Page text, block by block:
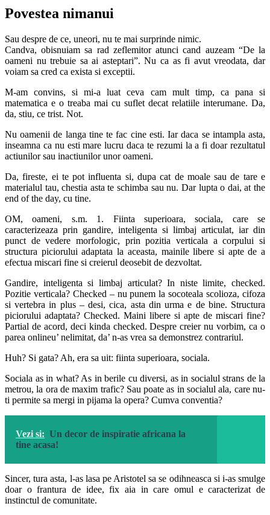
Povestea nimanui
Sau despre de ce, uneori, nu te mai surprinde nimic.
Candva, obisnuiam sa rad zeflemitor atunci cand auzeam “De la
oameni nu trebuie sa ai asteptari”. Nu ca as fi avut vreodata, dar
voiam sa cred ca exista si exceptii.
M-am convins, si mi-a luat ceva cam mult timp, ca pana si
matematica e o treaba mai cu suflet decat relatiile interumane. Da,
da, stiu, ce trist. Not.
Nu oamenii de langa tine te fac cine esti. Iar daca se intampla asta,
inseamna ca nu esti mare lucru daca te rezumi la a fi doar rezultatul
actiunilor sau inactiunilor unor oameni.
Da, fireste, ei te pot influenta si, dupa cat de moale sau de tare e
materialul tau, chestia asta te schimba sau nu. Dar lupta o dai, at the
end of the day, cu tine.
OM, oameni, s.m. 1. Fiinta superioara, sociala, care se
caracterizeaza prin gandire, inteligenta si limbaj articulat, iar din
punct de vedere morfologic, prin pozitia verticala a corpului si
structura piciorului adaptata la aceasta, mainile libere si apte de a
efectua miscari fine si creierul deosebit de dezvoltat.
Gandire, inteligenta si limbaj articulat? In niste limite, checked.
Pozitie verticala? Checked – nu punem la socoteala scolioza, cifoza
si vertebra in plus – desi, cica, asta din urma e de bine. Structura
piciorului adaptata? Checked. Maini libere si apte de miscari fine?
Partial de acord, deci kinda checked. Despre creier nu vorbim, ca o
parea onlineu’ nelimitat, da’ n-as vrea sa demonstrez contrariul.
Huh? Si gata? Ah, era sa uit: fiinta superioara, sociala.
Sociala as in what? As in berile cu diversi, as in socialul strans de la
metrou, la ora de maxim trafic? Sau poate as in socialul ala, care nu-
ti permite sa mergi in pijama la opera? Cumva conventia?
Vezi si: Un decor de inspiratie africana la
tine acasa!
Sincer, tura asta, l-as lasa pe Aristotel sa se odihneasca si i-as smulge
doar o frantura de idee, fix aia in care omul e caracterizat de
instinctul de comunitate.